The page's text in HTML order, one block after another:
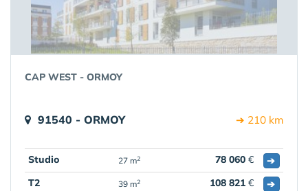
CAP WEST - ORMOY
91540 - ORMOY ➔ 210 km
Studio 27 m2 78 060 €
➔
T2
39 m2 108 821 € ➔